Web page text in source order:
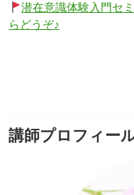
潜在意識体験入門セ
らどうぞ♪
講師プロフィー